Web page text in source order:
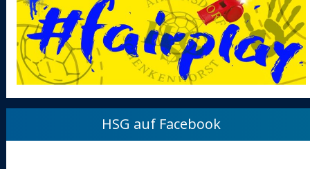
HSG auf Facebook